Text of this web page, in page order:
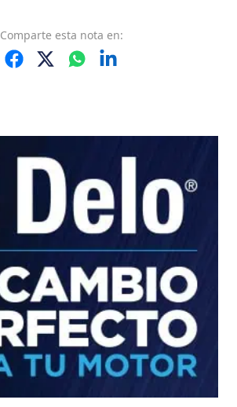
Comparte esta nota en: